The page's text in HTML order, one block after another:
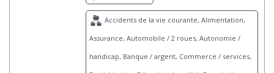
Accidents de la vie courante, Alimentation,
Assurance, Automobile / 2 roues, Autonomie /
handicap, Banque / argent, Commerce / services,